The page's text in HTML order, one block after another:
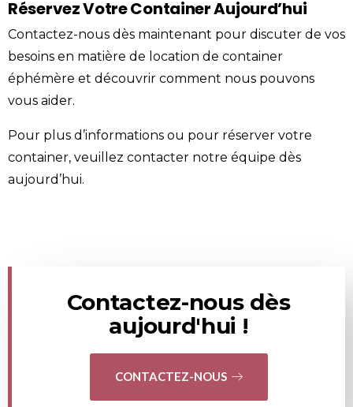
Réservez Votre Container Aujourd’hui
Contactez-nous dès maintenant pour discuter de vos
besoins en matière de location de container
éphémère et découvrir comment nous pouvons
vous aider.
Pour plus d’informations ou pour réserver votre
container, veuillez contacter notre équipe dès
aujourd’hui.
Contactez-nous dès
aujourd'hui !
CONTACTEZ-NOUS